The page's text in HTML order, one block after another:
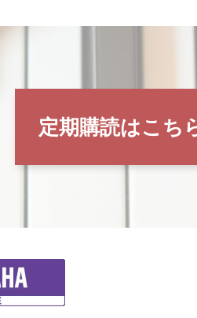
定期購読はこち